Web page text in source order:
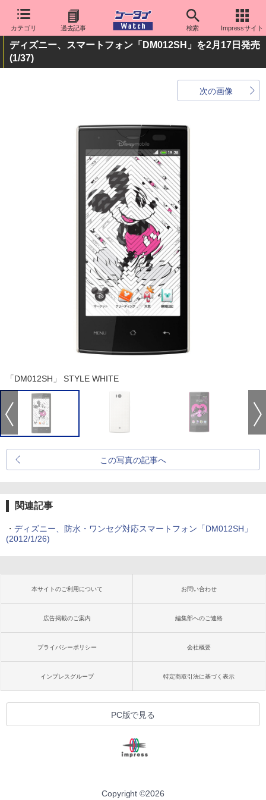
カテゴリ 過去記事 検索 Impressサイト
ディズニー、スマートフォン「DM012SH」を2月17日発売
(1/37)
次の画像
「DM012SH」 STYLE WHITE
この写真の記事へ
関連記事
・ ディズニー、防水・ワンセグ対応スマートフォン「DM012SH」
(2012/1/26)
本サイトのご利用について お問い合わせ
広告掲載のご案内 編集部へのご連絡
プライバシーポリシー 会社概要
インプレスグループ 特定商取引法に基づく表示
PC版で見る
Copyright ©2026